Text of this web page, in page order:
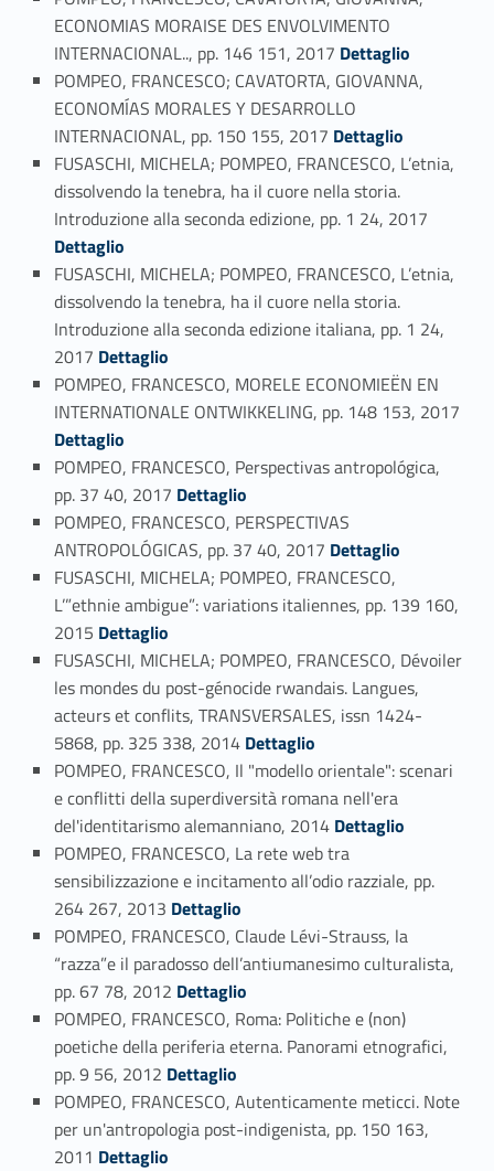
ECONOMIAS MORAISE DES ENVOLVIMENTO
INTERNACIONAL.., pp. 146 151, 2017 Link identifier #identifier_person_83429-60
Dettaglio
POMPEO, FRANCESCO; CAVATORTA, GIOVANNA,
ECONOMÍAS MORALES Y DESARROLLO
INTERNACIONAL, pp. 150 155, 2017 Link identifier #identifier_person_144686-61
Dettaglio
FUSASCHI, MICHELA; POMPEO, FRANCESCO, L’etnia,
dissolvendo la tenebra, ha il cuore nella storia.
Introduzione alla seconda edizione, pp. 1 24, 2017
Dettaglio
FUSASCHI, MICHELA; POMPEO, FRANCESCO, L’etnia,
dissolvendo la tenebra, ha il cuore nella storia.
Introduzione alla seconda edizione italiana, pp. 1 24,
2017 Link identifier #identifier_person_155252-63
Dettaglio
POMPEO, FRANCESCO, MORELE ECONOMIEËN EN
INTERNATIONALE ONTWIKKELING, pp. 148 153, 2017
Dettaglio
POMPEO, FRANCESCO, Perspectivas antropológica,
pp. 37 40, 2017 Link identifier #identifier_person_120975-65
Dettaglio
POMPEO, FRANCESCO, PERSPECTIVAS
ANTROPOLÓGICAS, pp. 37 40, 2017 Link identifier #identifier_person_170142-66
Dettaglio
FUSASCHI, MICHELA; POMPEO, FRANCESCO,
L’”ethnie ambigue”: variations italiennes, pp. 139 160,
2015 Link identifier #identifier_person_33796-67
Dettaglio
FUSASCHI, MICHELA; POMPEO, FRANCESCO, Dévoiler
les mondes du post-génocide rwandais. Langues,
acteurs et conflits, TRANSVERSALES, issn 1424-
5868, pp. 325 338, 2014 Link identifier #identifier_person_160059-68
Dettaglio
POMPEO, FRANCESCO, Il "modello orientale": scenari
e conflitti della superdiversità romana nell'era
del'identitarismo alemanniano, 2014 Link identifier #identifier_person_62229-69
Dettaglio
POMPEO, FRANCESCO, La rete web tra
sensibilizzazione e incitamento all’odio razziale, pp.
264 267, 2013 Link identifier #identifier_person_145133-70
Dettaglio
POMPEO, FRANCESCO, Claude Lévi-Strauss, la
“razza”e il paradosso dell’antiumanesimo culturalista,
pp. 67 78, 2012 Link identifier #identifier_person_93318-71
Dettaglio
POMPEO, FRANCESCO, Roma: Politiche e (non)
poetiche della periferia eterna. Panorami etnografici,
pp. 9 56, 2012 Link identifier #identifier_person_100671-72
Dettaglio
POMPEO, FRANCESCO, Autenticamente meticci. Note
per un'antropologia post-indigenista, pp. 150 163,
2011 Link identifier #identifier_person_70364-73
Dettaglio